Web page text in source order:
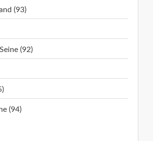
(93)
(92)
(94)